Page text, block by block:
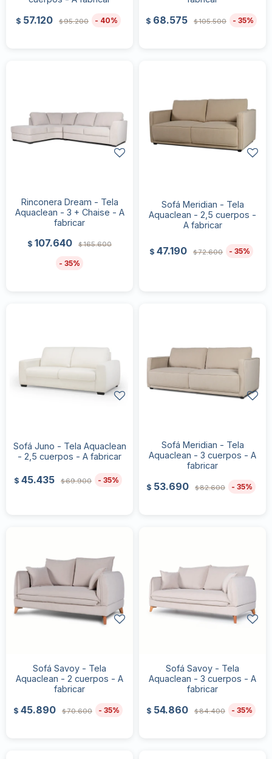
$ 57.120 $95.200 40 $ 68.575 $105.500 35
Rinconera Dream - Tela
Aquaclean - 3 + Chaise - A
fabricar
$ 107.640 $165.600
35
Sofá Meridian - Tela
Aquaclean - 2,5 cuerpos -
A fabricar
$ 47.190 $72.600 35
Sofá Juno - Tela Aquaclean
- 2,5 cuerpos - A fabricar
$ 45.435 $69.900 35
Sofá Meridian - Tela
Aquaclean - 3 cuerpos - A
fabricar
$ 53.690 $82.600 35
Sofá Savoy - Tela
Aquaclean - 2 cuerpos - A
fabricar
$ 45.890 $70.600 35
Sofá Savoy - Tela
Aquaclean - 3 cuerpos - A
fabricar
$ 54.860 $84.400 35